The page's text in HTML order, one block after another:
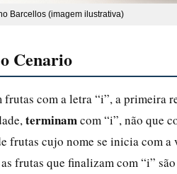
Barcellos (imagem ilustrativa)
Cenario
frutas com a letra “i”, a primeira
terminamcom “i”, não que
frutas cujo nome se inicia com a
frutas que finalizam com “i”